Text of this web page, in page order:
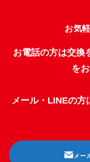
お気
お電話の方は交換
を
メール・LINEの方
メー